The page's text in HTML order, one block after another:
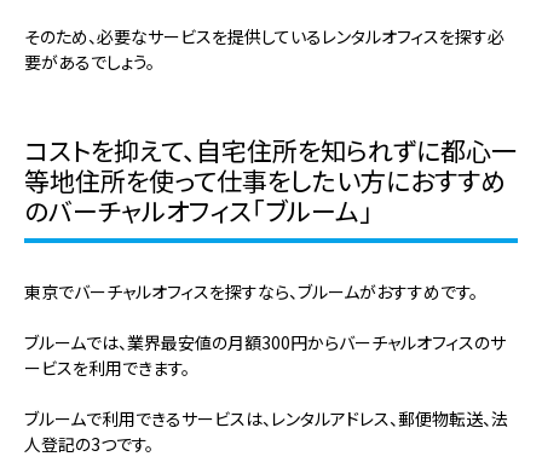
そのため、必要なサービスを提供しているレンタルオフィスを探す必
要があるでしょう。
コストを抑えて、自宅住所を知られずに都心一
等地住所を使って仕事をしたい方におすすめ
のバーチャルオフィス「ブルーム」
東京でバーチャルオフィスを探すなら、ブルームがおすすめです。
ブルームでは、業界最安値の月額300円からバーチャルオフィスのサ
ービスを利用できます。
ブルームで利用できるサービスは、レンタルアドレス、郵便物転送、法
人登記の3つです。